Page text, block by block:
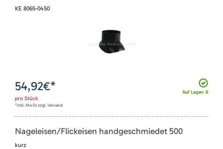
KE 8065-0450
Auf Lager: 6
54,92€*
pro Stück
*inkl. MwSt zzgl. Versand
Nageleisen/Flickeisen handgeschmiedet 500
kurz